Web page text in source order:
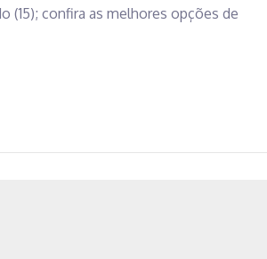
(15); confira as melhores opções de